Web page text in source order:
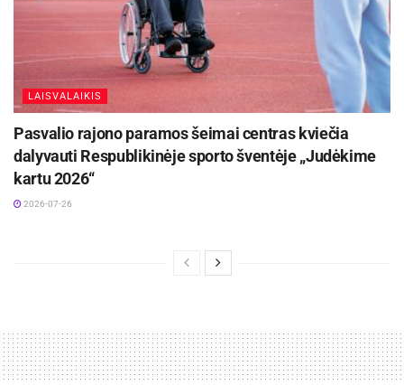
LAISVALAIKIS
Pasvalio rajono paramos šeimai centras kviečia
dalyvauti Respublikinėje sporto šventėje „Judėkime
kartu 2026“
2026-07-26